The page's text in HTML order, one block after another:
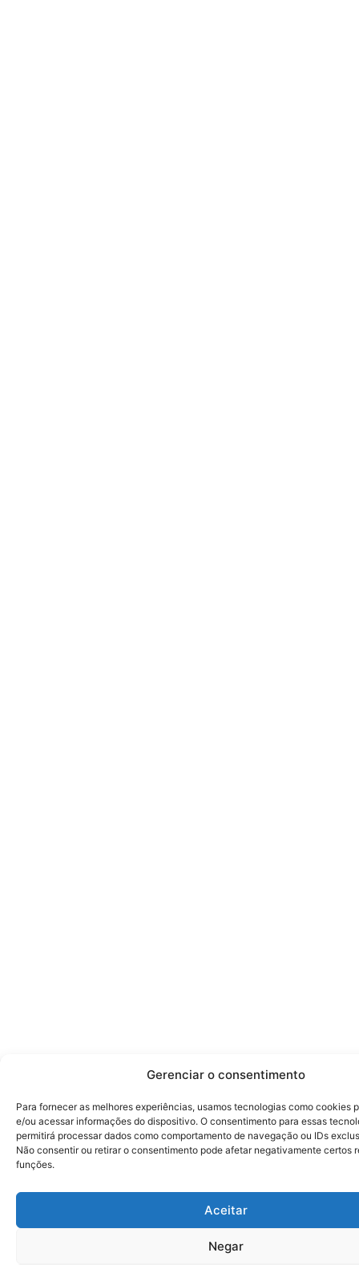
Gerenciar o consentimento
Para fornecer as melhores experiências, usamos tecnologias como cookies
e/ou acessar informações do dispositivo. O consentimento para essas
permitirá processar dados como comportamento de navegação ou IDs
Não consentir ou retirar o consentimento pode afetar negativamente certos
funções.
Aceitar
Negar